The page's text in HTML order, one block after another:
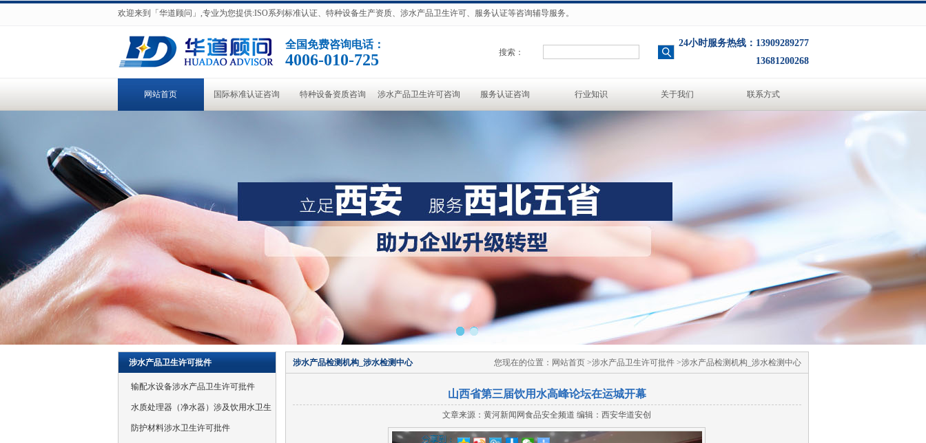
欢迎来到「华道顾问」,专业为您提供:ISO系列标准认证、特种设备生产资质、涉水产品卫生许可、服务认证等咨询辅导服务。
全国免费咨询电话：
4006-010-725 搜索：
24小时服务热线：13909289277
13681200268
网站首页 国际标准认证咨询 特种设备资质咨询 涉水产品卫生许可咨询 服务认证咨询 行业知识 关于我们 联系方式
涉水产品卫生许可批件
输配水设备涉水产品卫生许可批件
水质处理器（净水器）涉及饮用水卫生
防护材料涉水卫生许可批件
您现在的位置：网站首页 >涉水产品卫生许可批件 >涉水产品检测机构_涉水检测中心
涉水产品检测机构_涉水检测中心
山西省第三届饮用水高峰论坛在运城开幕
文章来源：黄河新闻网食品安全频道 编辑：西安华道安创